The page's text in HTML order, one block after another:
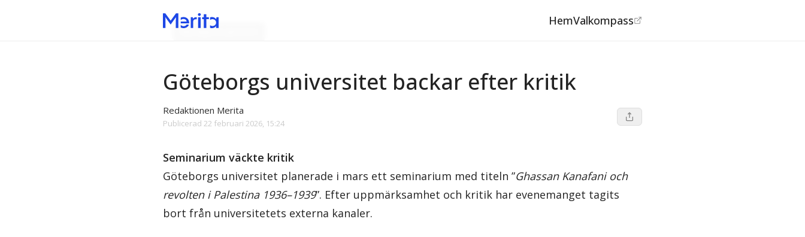
HemValkompass
Myndighetsaktivism
Göteborgs universitet backar efter kritik
Redaktionen Merita
Publicerad 22 februari 2026, 15:24
Seminarium väckte kritik
Göteborgs universitet planerade i mars ett seminarium med titeln ”Ghassan Kanafani och
revolten i Palestina 1936–1939”. Efter uppmärksamhet och kritik har evenemanget tagits
bort från universitetets externa kanaler.